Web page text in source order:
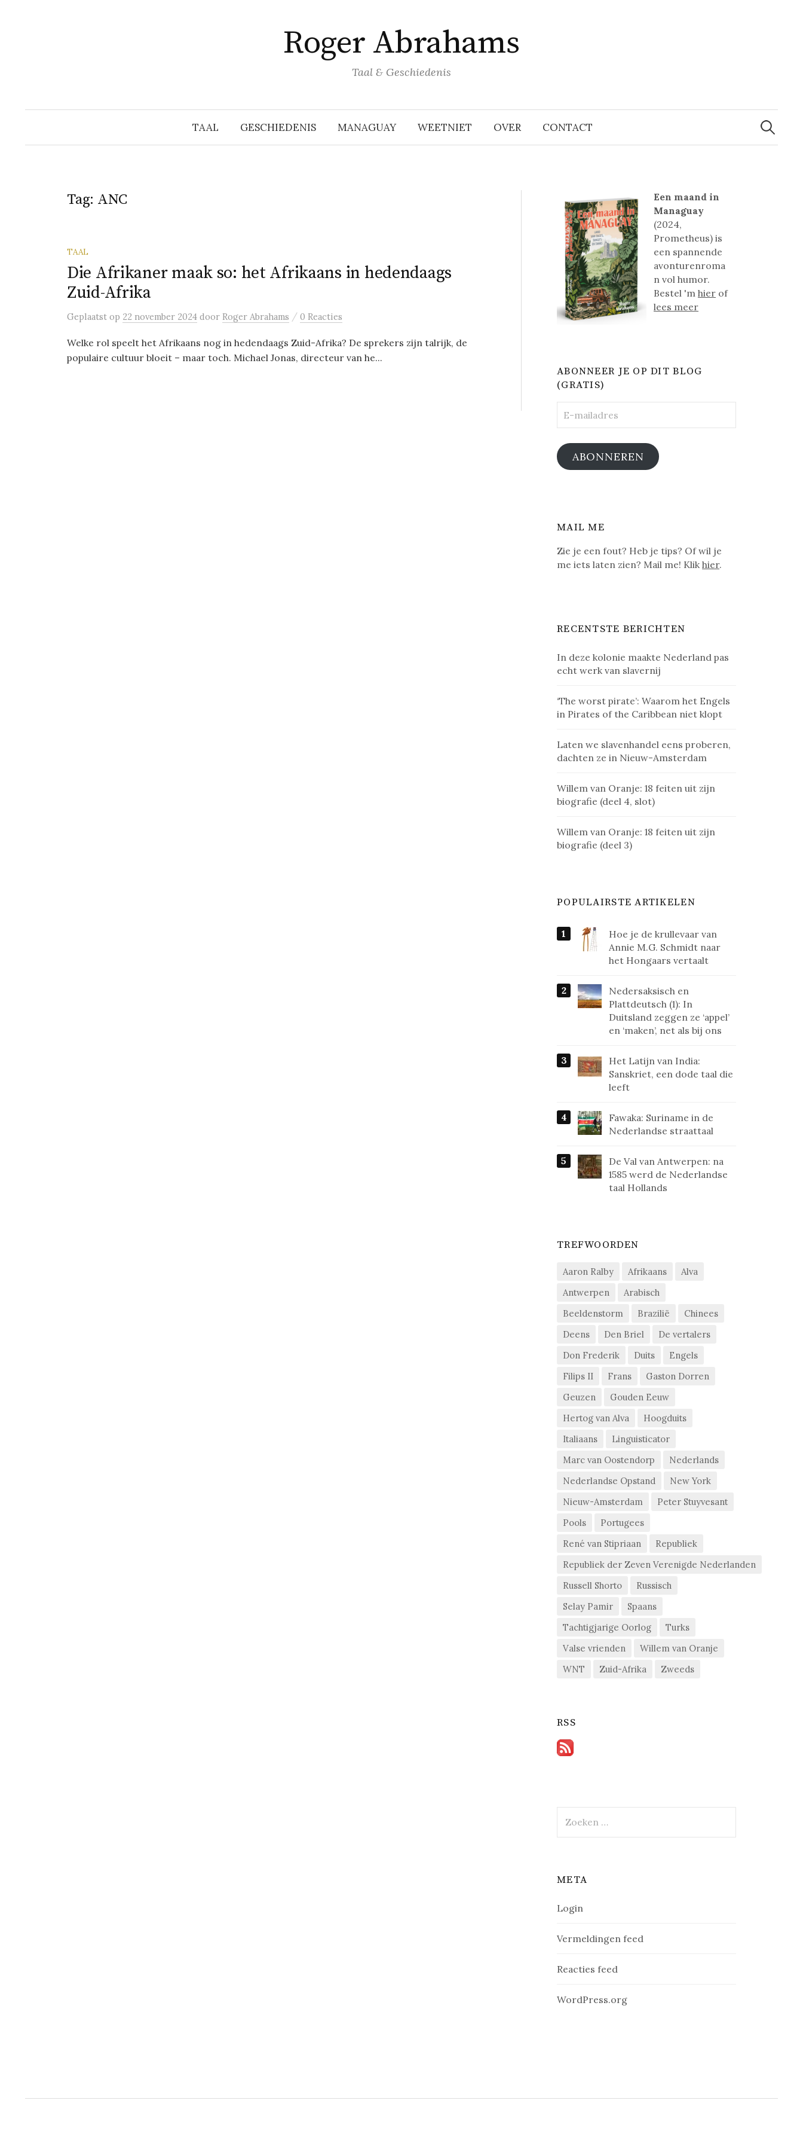
Roger Abrahams
Taal & Geschiedenis
TAAL GESCHIEDENIS MANAGUAY WEETNIET OVER CONTACT
Zoeken
naar:
Tag: ANC
TAAL
Die Afrikaner maak so: het Afrikaans in hedendaags
Zuid-Afrika
Geplaatst op 22 november 2024 door Roger Abrahams / 0 Reacties
Welke rol speelt het Afrikaans nog in hedendaags Zuid-Afrika? De sprekers zijn talrijk, de
populaire cultuur bloeit – maar toch. Michael Jonas, directeur van he...
Een maand in
Managuay
(2024,
Prometheus) is
een spannende
avonturenroma
n vol humor.
Bestel 'mhier of
lees meer
ABONNEER JE OP DIT BLOG
(GRATIS)
mailadres
ABONNEREN
MAIL ME
Zie je een fout? Heb je tips? Of wil je
me iets laten zien? Mail me! Klikhier.
RECENTSTE BERICHTEN
In deze kolonie maakte Nederland pas
echt werk van slavernij
‘The worst pirate’: Waarom het Engels
in Pirates of the Caribbean niet klopt
Laten we slavenhandel eens proberen,
dachten ze in Nieuw-Amsterdam
Willem van Oranje: 18 feiten uit zijn
biografie (deel 4, slot)
Willem van Oranje: 18 feiten uit zijn
biografie (deel 3)
POPULAIRSTE ARTIKELEN
Hoe je de krullevaar van
Annie M.G. Schmidt naar
het Hongaars vertaalt
Nedersaksisch en
Plattdeutsch (1): In
Duitsland zeggen ze ‘appel’
en ‘maken’, net als bij ons
Het Latijn van India:
Sanskriet, een dode taal die
leeft
Fawaka: Suriname in de
Nederlandse straattaal
De Val van Antwerpen: na
1585 werd de Nederlandse
taal Hollands
TREFWOORDEN
Aaron Ralby Afrikaans
Alva
Antwerpen
Arabisch
Beeldenstorm
Brazilië
Chinees
Deens
Den Briel
De vertalers
Don Frederik
Duits
Engels
Filips II
Frans
Gaston Dorren
Geuzen
Gouden Eeuw
Hertog van Alva
Hoogduits
Italiaans
Linguisticator
Marc van Oostendorp
Nederlands
Nederlandse Opstand
New York
Nieuw-Amsterdam
Peter Stuyvesant
Pools
Portugees
René van Stipriaan
Republiek
Republiek der Zeven Verenigde Nederlanden
Russell Shorto
Russisch
Selay Pamir
Spaans
Tachtigjarige Oorlog
Turks
Valse vrienden
Willem van Oranje
WNT
Zuid-Afrika Zweeds
RSS
naar:
META
Login
Vermeldingen feed
Reacties feed
WordPress.org